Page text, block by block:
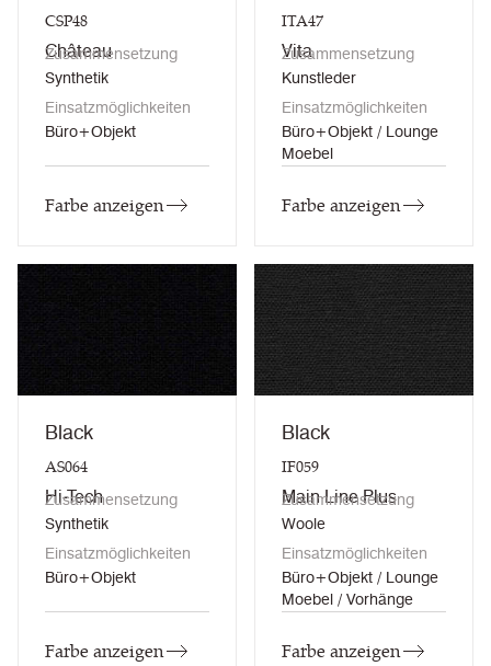
CSP48
Château
Zusammensetzung
Synthetik
Einsatzmöglichkeiten
Büro+Objekt
Farbe anzeigen
ITA47
Vita
Zusammensetzung
Kunstleder
Einsatzmöglichkeiten
Büro+Objekt / Lounge
Moebel
Farbe anzeigen
Black
AS064
Hi-Tech
Zusammensetzung
Synthetik
Einsatzmöglichkeiten
Büro+Objekt
Farbe anzeigen
Black
IF059
Main Line Plus
Zusammensetzung
Woole
Einsatzmöglichkeiten
Büro+Objekt / Lounge
Moebel / Vorhänge
Farbe anzeigen